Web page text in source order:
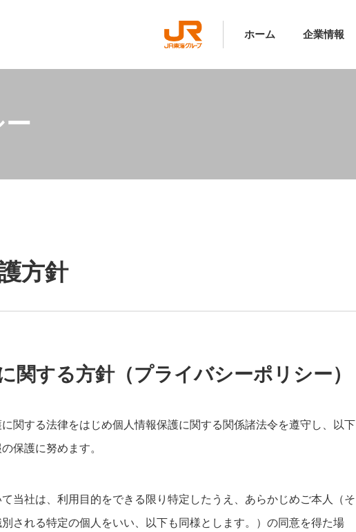
ホーム 企業情報
方針
関する方針（プライバシーポリシー）
関する法律をはじめ個人情報保護に関する関係諸法令を遵守し、以下
保護に努めます。
当社は、利用目的をできる限り特定したうえ、あらかじめご本人（そ
される特定の個人をいい、以下も同様とします。）の同意を得た場